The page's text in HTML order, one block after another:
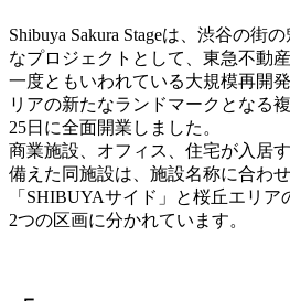
Shibuya Sakura Stageは、渋谷の街
なプロジェクトとして、東急不動
一度ともいわれている大規模再開
リアの新たなランドマークとなる
25日に全面開業しました。
商業施設、オフィス、住宅が入居
備えた同施設は、施設名称に合わ
「SHIBUYAサイド」と桜丘エリ
2つの区画に分かれています。